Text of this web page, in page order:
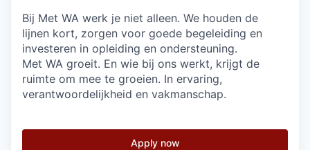
Bij Met WA werk je niet alleen. We houden de
lijnen kort, zorgen voor goede begeleiding en
investeren in opleiding en ondersteuning.
Met WA groeit. En wie bij ons werkt, krijgt de
ruimte om mee te groeien. In ervaring,
verantwoordelijkheid en vakmanschap.
Apply now